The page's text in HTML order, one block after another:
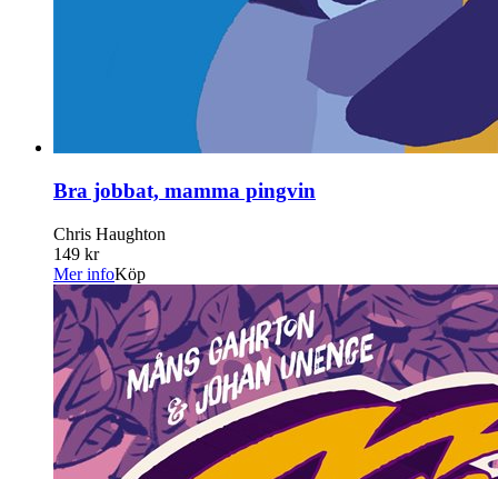
Bra jobbat, mamma pingvin
Chris Haughton
149 kr
Mer infoKöp